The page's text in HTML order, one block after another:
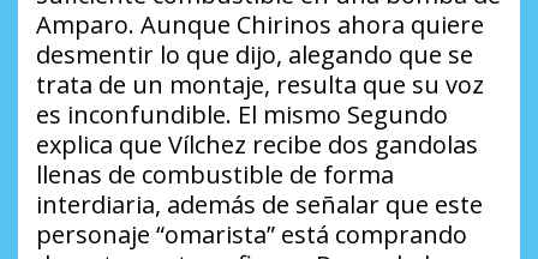
Amparo. Aunque Chirinos ahora quiere
desmentir lo que dijo, alegando que se
trata de un montaje, resulta que su voz
es inconfundible. El mismo Segundo
explica que Vílchez recibe dos gandolas
llenas de combustible de forma
interdiaria, además de señalar que este
personaje “omarista” está comprando